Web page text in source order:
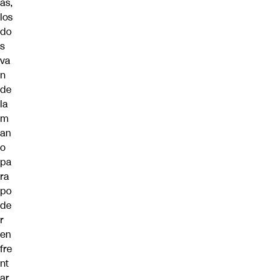
los
do
s
va
n
de
la
m
an
o
pa
ra
po
de
r
en
fre
nt